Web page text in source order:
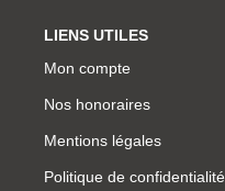
LIENS UTILES
Mon compte
Nos honoraires
Mentions légales
Politique de confidentialité